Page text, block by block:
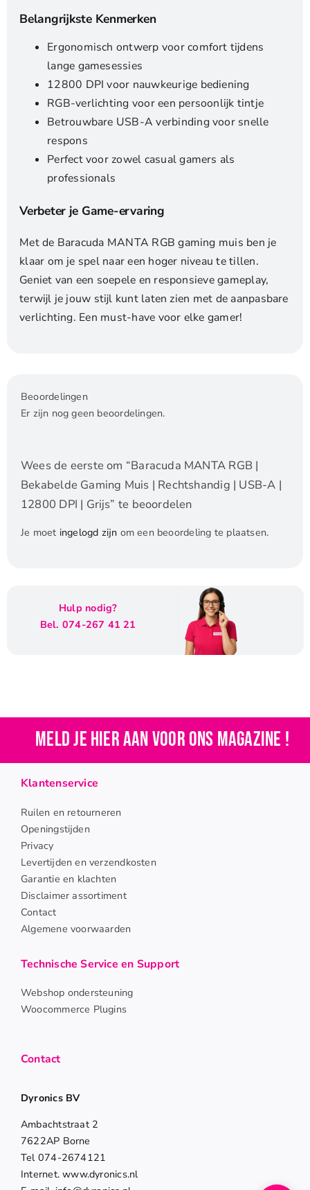
Belangrijkste Kenmerken
Ergonomisch ontwerp voor comfort tijdens
lange gamesessies
12800 DPI voor nauwkeurige bediening
RGB-verlichting voor een persoonlijk tintje
Betrouwbare USB-A verbinding voor snelle
respons
Perfect voor zowel casual gamers als
professionals
Verbeter je Game-ervaring
Met de Baracuda MANTA RGB gaming muis ben je
klaar om je spel naar een hoger niveau te tillen.
Geniet van een soepele en responsieve gameplay,
terwijl je jouw stijl kunt laten zien met de aanpasbare
verlichting. Een must-have voor elke gamer!
Beoordelingen
Er zijn nog geen beoordelingen.
Wees de eerste om “Baracuda MANTA RGB |
Bekabelde Gaming Muis | Rechtshandig | USB-A |
12800 DPI | Grijs” te beoordelen
Je moet ingelogd zijn om een beoordeling te plaatsen.
Hulp nodig?
Bel. 074-267 41 21
Meld je hier aan voor ons magazine !
Klantenservice
Ruilen en retourneren
Openingstijden
Privacy
Levertijden en verzendkosten
Garantie en klachten
Disclaimer assortiment
Contact
Algemene voorwaarden
Technische Service en Support
Webshop ondersteuning
Woocommerce Plugins
Contact
Dyronics BV
Ambachtstraat 2
7622AP Borne
Tel 074-2674121
Internet. www.dyronics.nl